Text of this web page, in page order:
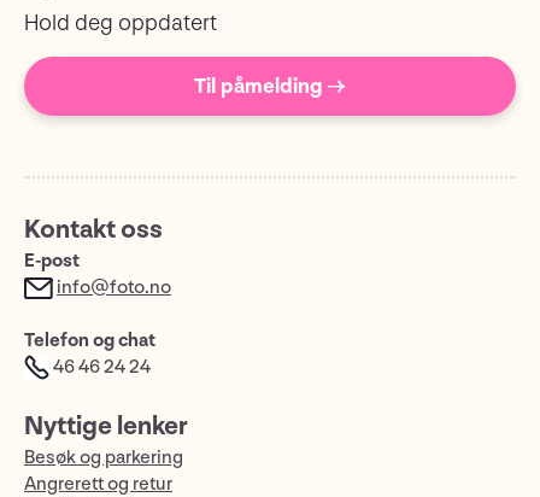
Hold deg oppdatert
Til påmelding →
Kontakt oss
E-post
info@foto.no
Telefon og chat
46 46 24 24
Nyttige lenker
Besøk og parkering
Angrerett og retur